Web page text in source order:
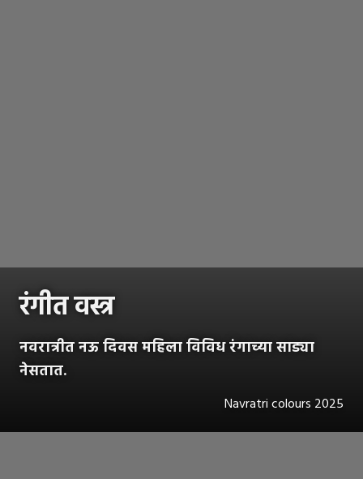
रंगीत वस्त्र
नवरात्रीत नऊ दिवस महिला विविध रंगाच्या साड्या
नेसतात.
Navratri colours 2025